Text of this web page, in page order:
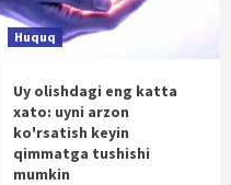
Huquq
Uy olishdagi eng katta
xato: uyni arzon
ko'rsatish keyin
qimmatga tushishi
mumkin